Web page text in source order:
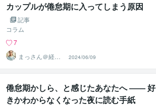
カップルが倦怠期に入ってしまう原因
記事
コラム
7
まっさん＠経験
豊富な笑顔のサ
ポーター
2024/06/09
倦怠期かしら、と感じたあなたへ ―― 好
きかわからなくなった夜に読む手紙